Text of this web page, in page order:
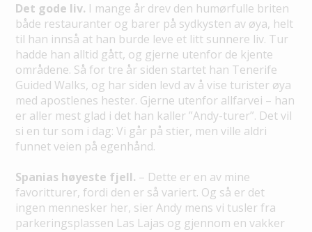
Det gode liv. I mange år drev den humørfulle briten
både restauranter og barer på sydkysten av øya, helt
til han innså at han burde leve et litt sunnere liv. Tur
hadde han alltid gått, og gjerne utenfor de kjente
områdene. Så for tre år siden startet han Tenerife
Guided Walks, og har siden levd av å vise turister øya
med apostlenes hester. Gjerne utenfor allfarvei – han
er aller mest glad i det han kaller ”Andy-turer”. Det vil
si en tur som i dag: Vi går på stier, men ville aldri
funnet veien på egenhånd.
Spanias høyeste fjell. – Dette er en av mine
favoritturer, fordi den er så variert. Og så er det
ingen mennesker her, sier Andy mens vi tusler fra
parkeringsplassen Las Lajas og gjennom en vakker